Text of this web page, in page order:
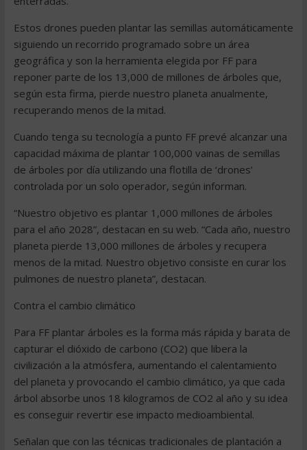
Estos drones pueden plantar las semillas automáticamente
siguiendo un recorrido programado sobre un área
geográfica y son la herramienta elegida por FF para
reponer parte de los 13,000 de millones de árboles que,
según esta firma, pierde nuestro planeta anualmente,
recuperando menos de la mitad.
Cuando tenga su tecnología a punto FF prevé alcanzar una
capacidad máxima de plantar 100,000 vainas de semillas
de árboles por día utilizando una flotilla de ‘drones’
controlada por un solo operador, según informan.
“Nuestro objetivo es plantar 1,000 millones de árboles
para el año 2028”, destacan en su web. “Cada año, nuestro
planeta pierde 13,000 millones de árboles y recupera
menos de la mitad. Nuestro objetivo consiste en curar los
pulmones de nuestro planeta”, destacan.
Contra el cambio climático
Para FF plantar árboles es la forma más rápida y barata de
capturar el dióxido de carbono (CO2) que libera la
civilización a la atmósfera, aumentando el calentamiento
del planeta y provocando el cambio climático, ya que cada
árbol absorbe unos 18 kilogramos de CO2 al año y su idea
es conseguir revertir ese impacto medioambiental.
Señalan que con las técnicas tradicionales de plantación a